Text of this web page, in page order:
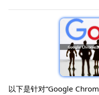
以下是针对“Google